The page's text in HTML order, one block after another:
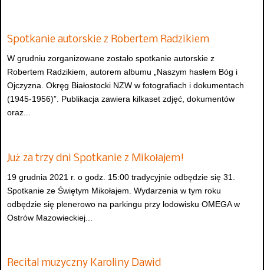
Spotkanie autorskie z Robertem Radzikiem
W grudniu zorganizowane zostało spotkanie autorskie z
Robertem Radzikiem, autorem albumu „Naszym hasłem Bóg i
Ojczyzna. Okręg Białostocki NZW w fotografiach i dokumentach
(1945-1956)”. Publikacja zawiera kilkaset zdjęć, dokumentów
oraz...
Już za trzy dni Spotkanie z Mikołajem!
19 grudnia 2021 r. o godz. 15:00 tradycyjnie odbędzie się 31.
Spotkanie ze Świętym Mikołajem. Wydarzenia w tym roku
odbędzie się plenerowo na parkingu przy lodowisku OMEGA w
Ostrów Mazowieckiej...
Recital muzyczny Karoliny Dawid